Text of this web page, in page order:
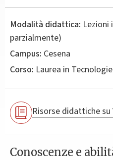
Modalità didattica: Lezioni
parzialmente)
Campus: Cesena
Corso: Laurea in
Risorse didattiche
Conoscenze e